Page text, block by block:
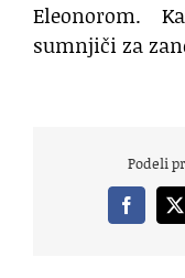
Eleonorom.
sumnjiči za
Podeli
Facebook
X